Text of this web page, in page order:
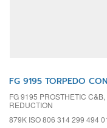
FG 9195 TORPEDO
FG 9195 PROSTHETIC
REDUCTION
879K ISO 806 314 299 494